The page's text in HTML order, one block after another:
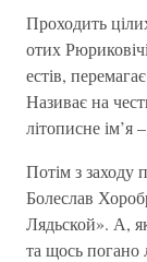
Проходить
отих
естів,
Називає на
літописне
Потім з заходу
Болеслав
Лядьской». А,
та щось погано